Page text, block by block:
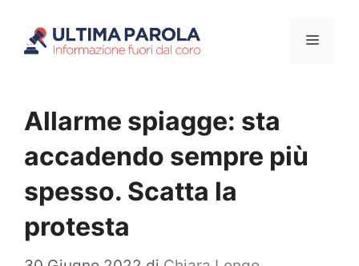
Menu
Allarme spiagge: sta
accadendo sempre più
spesso. Scatta la
protesta